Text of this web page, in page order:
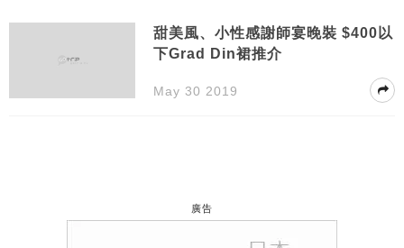
甜美風、小性感謝師宴晚裝 $400以
下Grad Din裙推介
May 30 2019
廣告